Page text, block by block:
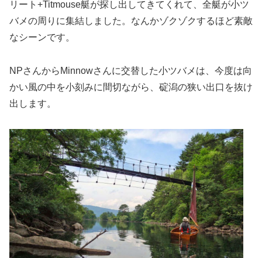
リート+Titmouse艇が探し出してきてくれて、全艇が小ツ
バメの周りに集結しました。なんかゾクゾクするほど素敵
なシーンです。
NPさんからMinnowさんに交替した小ツバメは、今度は向
かい風の中を小刻みに間切ながら、碇潟の狭い出口を抜け
出します。